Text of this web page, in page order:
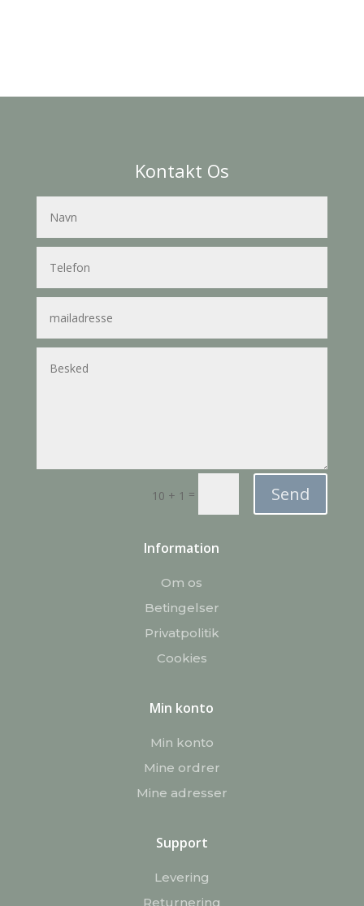
Kontakt Os
10 + 1 = Send
Information
Om os
Betingelser
Privatpolitik
Cookies
Min konto
Min konto
Mine ordrer
Mine adresser
Support
Levering
Returnering